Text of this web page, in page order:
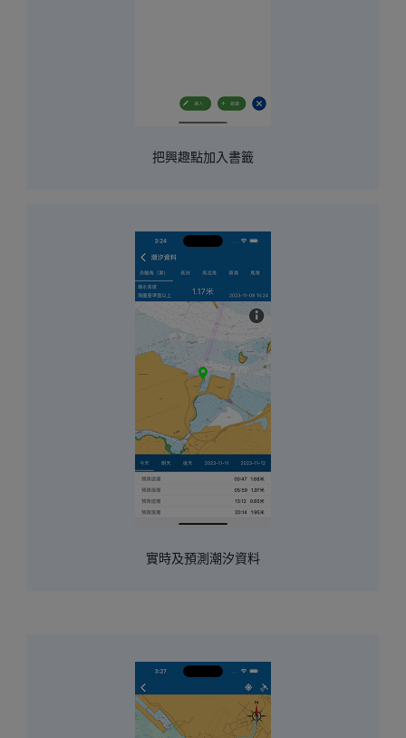
把興趣點加入書籤
實時及預測潮汐資料